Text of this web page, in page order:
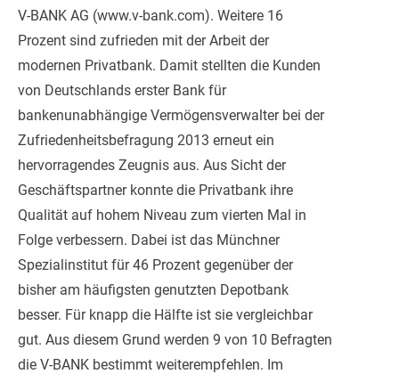
V-BANK AG (www.v-bank.com). Weitere 16
Prozent sind zufrieden mit der Arbeit der
modernen Privatbank. Damit stellten die Kunden
von Deutschlands erster Bank für
bankenunabhängige Vermögensverwalter bei der
Zufriedenheitsbefragung 2013 erneut ein
hervorragendes Zeugnis aus. Aus Sicht der
Geschäftspartner konnte die Privatbank ihre
Qualität auf hohem Niveau zum vierten Mal in
Folge verbessern. Dabei ist das Münchner
Spezialinstitut für 46 Prozent gegenüber der
bisher am häufigsten genutzten Depotbank
besser. Für knapp die Hälfte ist sie vergleichbar
gut. Aus diesem Grund werden 9 von 10 Befragten
die V-BANK bestimmt weiterempfehlen. Im